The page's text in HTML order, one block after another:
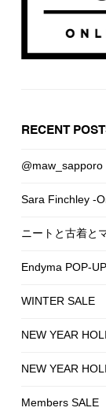
RECENT
@maw_sapporo
Sara Finchley -
ニートと古着と
Endyma POP-
WINTER SALE
NEW YEAR
NEW YEAR
Members SALE